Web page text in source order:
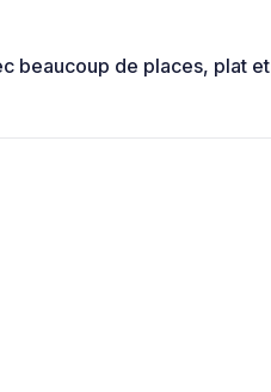
beaucoup de places, plat et